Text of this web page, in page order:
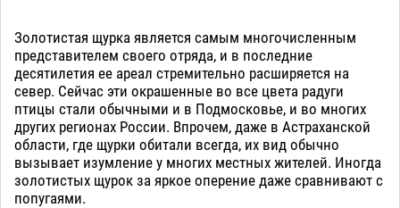
Золотистая щурка является самым многочисленным
представителем своего отряда, и в последние
десятилетия ее ареал стремительно расширяется на
север. Сейчас эти окрашенные во все цвета радуги
птицы стали обычными и в Подмосковье, и во многих
других регионах России. Впрочем, даже в Астраханской
области, где щурки обитали всегда, их вид обычно
вызывает изумление у многих местных жителей. Иногда
золотистых щурок за яркое оперение даже сравнивают с
попугаями.